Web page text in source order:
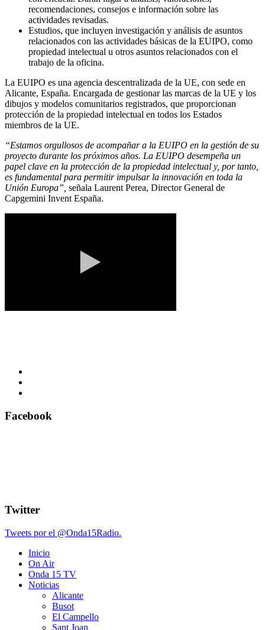
recomendaciones, consejos e información sobre las
actividades revisadas.
Estudios, que incluyen investigación y análisis de asuntos
relacionados con las actividades básicas de la EUIPO, como
propiedad intelectual u otros asuntos relacionados con el
trabajo de la oficina.
La EUIPO es una agencia descentralizada de la UE, con sede en
Alicante, España. Encargada de gestionar las marcas de la UE y los
dibujos y modelos comunitarios registrados, que proporcionan
protección de la propiedad intelectual en todos los Estados
miembros de la UE.
“Estamos orgullosos de acompañar a la EUIPO en la gestión de su
proyecto durante los próximos años. La EUIPO desempeña un
papel clave en la protección de la propiedad intelectual y, por tanto,
es fundamental para permitir impulsar la innovación en toda la
Unión Europa”, señala Laurent Perea, Director General de
Capgemini Invent España.
Facebook
Twitter
Tweets por el @Onda15Radio.
Inicio
On Air
Onda 15 TV
Noticias
Alicante
Busot
El Campello
Sant Joan